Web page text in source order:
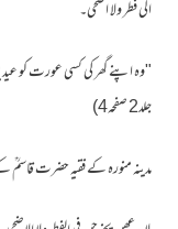
الی فطر ولا اضحی۔
"وہ اپنے گھر کی کسی عورت کو
جلد2 صفحہ4)
مدینہ منورہ کے فقیہ حضرت